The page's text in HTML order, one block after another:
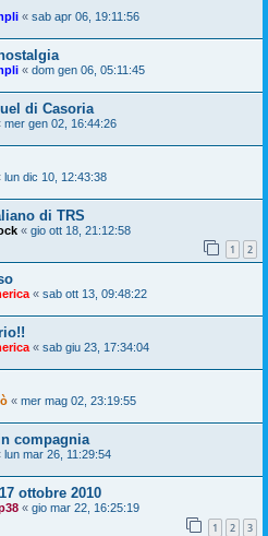
« sab apr 06, 19:11:56
« dom gen 06, 05:11:45
di Casoria
mer gen 02, 16:44:26
lun dic 10, 12:43:38
di TRS
« gio ott 18, 21:12:58
1 2
« sab ott 13, 09:48:22
« sab giu 23, 17:34:04
« mer mag 02, 23:19:55
compagnia
lun mar 26, 11:29:54
ottobre 2010
« gio mar 22, 16:25:19
1 2 3